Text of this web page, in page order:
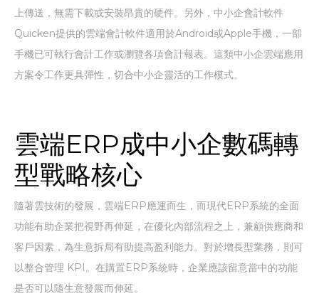
上傳送，無需下載或安裝昂貴的硬件。另外，中小企會計軟件
Quicken提供的雲端會計軟件適用於Android或Apple手機，一部
手機已可執行會計工作或瀏覽各項會計報表。這類中小企雲端應用
方案令工作更具彈性，切合中小企靈活的工作模式。
雲端ERP成中小企數碼轉
型戰略核心
隨著雲技術的發展，雲端ERP應運而生，而現代ERP系統的全面
功能有助企業把視野再伸延，在優化內部流程之上，兼顧供應商和
客戶因素，為生意拆局有助提高盈利能力。對於增長型業務，則可
以整合管理 KPI。在購置ERP系統時，企業應該留意當中的功能
是否可以隨生意發展而伸延。